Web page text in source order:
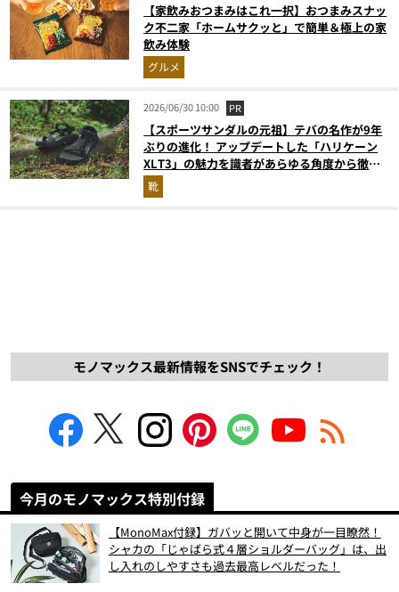
【家飲みおつまみはこれ一択】おつまみスナッ
ク不二家「ホームサクッと」で簡単＆極上の家
飲み体験
グルメ
2026/06/30 10:00 PR
【スポーツサンダルの元祖】テバの名作が9年
ぶりの進化！ アップデートした「ハリケーン
XLT3」の魅力を識者があらゆる角度から徹底
解説！
靴
モノマックス最新情報をSNSでチェック！
今月のモノマックス特別付録
【MonoMax付録】ガバッと開いて中身が一目瞭然！
シャカの「じゃばら式４層ショルダーバッグ」は、出
し入れのしやすさも過去最高レベルだった！